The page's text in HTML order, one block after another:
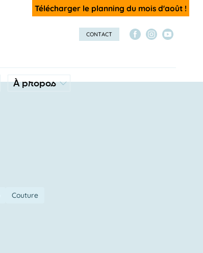
Télécharger le planning du mois d'août !
À propos
CONTACT
Couture